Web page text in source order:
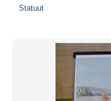
Statuut